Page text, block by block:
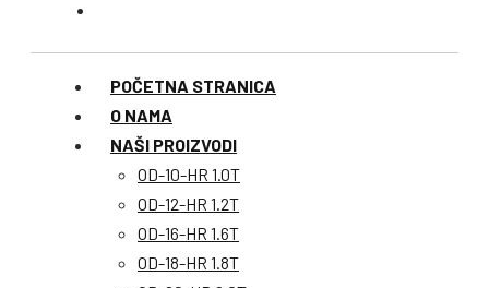
POČETNA STRANICA
O NAMA
NAŠI PROIZVODI
OD-10-HR 1.0T
OD-12-HR 1.2T
OD-16-HR 1.6T
OD-18-HR 1.8T